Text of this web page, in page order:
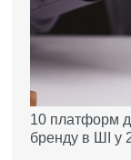
10 платформ
бренду в ШІ у